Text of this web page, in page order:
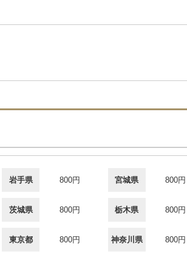
岩手県 800円 宮城県 800円
茨城県 800円 栃木県 800円
東京都 800円 神奈川県 800円